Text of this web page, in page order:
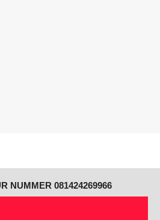
NUMMER 081424269966